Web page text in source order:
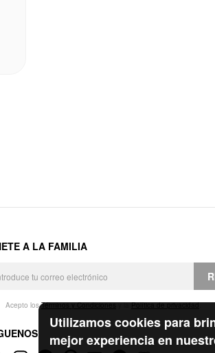
Utilizamos cookies para
mejor experiencia en
A LA FAMILIA
Acepto losTérminos y Condicionesy laPolítica de privacidad.